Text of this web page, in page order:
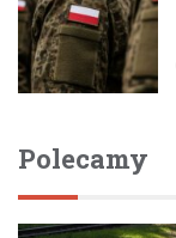
Polecamy